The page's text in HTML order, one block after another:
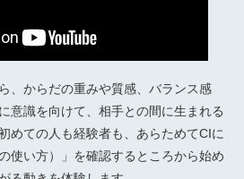
、からだの重みや質感、バランス感
意識を向けて、相手との間に生まれる
めての人も経験者も、あらためてCIに
使い方）」を確認するところから始め